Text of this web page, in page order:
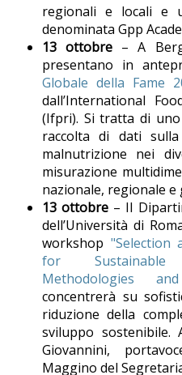
regionali e locali e
denominata Gpp
13 ottobre – A
presentano in
Globale della Fame
dall’International
(Ifpri). Si tratta di
raccolta di dati
malnutrizione nei
misurazione
nazionale, regionale e
13 ottobre – Il
dell’Università di
workshop "Selection
for Sustainable
Methodologies
concentrerà su
riduzione della
sviluppo sostenibile.
Giovannini,
Maggino del